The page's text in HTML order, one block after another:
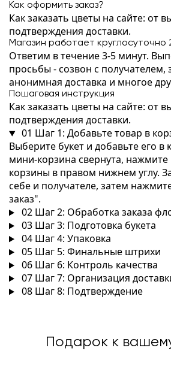
Как оформить заказ?
Как заказать цветы на сайте: от
подтверждения доставки.
Магазин работает круглосуточно
Ответим в течение 3-5 минут.
просьбы - созвон с получателем,
анонимная доставка и многое
Пошаговая инструкция
Как заказать цветы на сайте: от
подтверждения доставки.
01 Шаг 1: Добавьте товар в
Выберите букет и добавьте его в
мини-корзина свернута, нажмите
корзины в правом нижнем углу.
себе и получателе, затем
заказ".
02 Шаг 2: Обработка заказа
03 Шаг 3: Подготовка букета
04 Шаг 4: Упаковка
05 Шаг 5: Финальные штрихи
06 Шаг 6: Контроль качества
07 Шаг 7: Организация
08 Шаг 8: Подтверждение
Подарок к